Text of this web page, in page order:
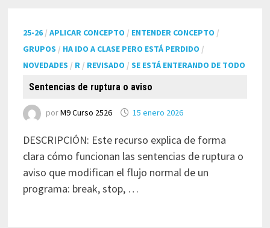
25-26 /APLICAR CONCEPTO / ENTENDER CONCEPTO /
GRUPOS / HA IDO A CLASE PERO ESTÁ PERDIDO /
NOVEDADES / R / REVISADO /SE ESTÁ ENTERANDO DE TODO
Sentencias de ruptura o aviso
porM9 Curso 2526 15 enero 2026
DESCRIPCIÓN: Este recurso explica de forma
clara cómo funcionan las sentencias de ruptura o
aviso que modifican el flujo normal de un
programa: break, stop, …